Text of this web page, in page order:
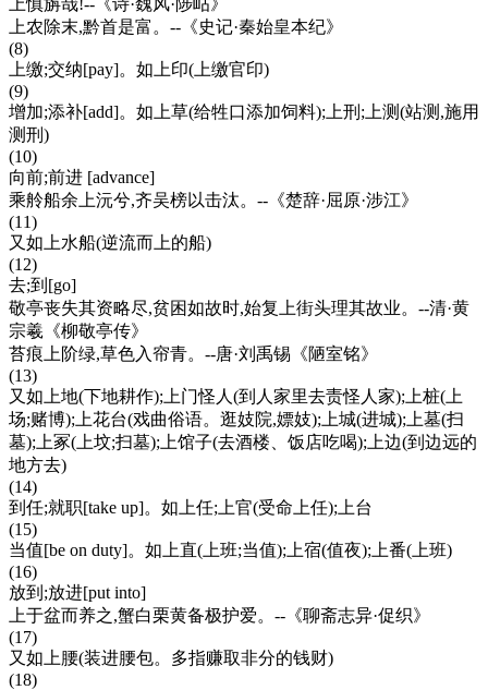
上慎旃哉!--《诗·魏风·陟岵》
上农除末,黔首是富。--《史记·秦始皇本纪》
(8)
上缴;交纳[pay]。如上印(上缴官印)
(9)
增加;添补[add]。如上草(给牲口添加饲料);上刑;上测(站测,施用
测刑)
(10)
向前;前进 [advance]
乘舲船余上沅兮,齐吴榜以击汰。--《楚辞·屈原·涉江》
(11)
又如上水船(逆流而上的船)
(12)
去;到[go]
敬亭丧失其资略尽,贫困如故时,始复上街头理其故业。--清·黄
宗羲《柳敬亭传》
苔痕上阶绿,草色入帘青。--唐·刘禹锡《陋室铭》
(13)
又如上地(下地耕作);上门怪人(到人家里去责怪人家);上桩(上
场;赌博);上花台(戏曲俗语。逛妓院,嫖妓);上城(进城);上墓(扫
墓);上冢(上坟;扫墓);上馆子(去酒楼、饭店吃喝);上边(到边远的
地方去)
(14)
到任;就职[take up]。如上任;上官(受命上任);上台
(15)
当值[be on duty]。如上直(上班;当值);上宿(值夜);上番(上班)
(16)
放到;放进[put into]
上于盆而养之,蟹白栗黄备极护爱。--《聊斋志异·促织》
(17)
又如上腰(装进腰包。多指赚取非分的钱财)
(18)